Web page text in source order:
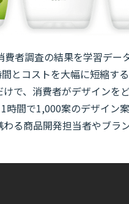
者調査の結果を学習デー
とコストを大幅に短縮す
で、消費者がデザインを
時間で1,000案のデザイン
る商品開発担当者やブラ